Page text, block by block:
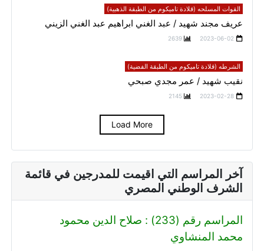
القوات المسلحه (قلادة تاميكوم من الطبقة الذهبية)
عريف مجند شهيد / عبد الغني ابراهيم عبد الغني الزيني
2023-06-02
2639
الشرطه (قلادة تاميكوم من الطبقة الفضية)
نقيب شهيد / عمر مجدي صبحي
2023-02-28
2145
Load More
آخر المراسم التي اقيمت للمدرجين في قائمة
الشرف الوطني المصري
المراسم رقم (233) : صلاح الدين محمود
محمد المنشاوي